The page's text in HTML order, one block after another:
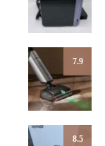
7.9
8.5